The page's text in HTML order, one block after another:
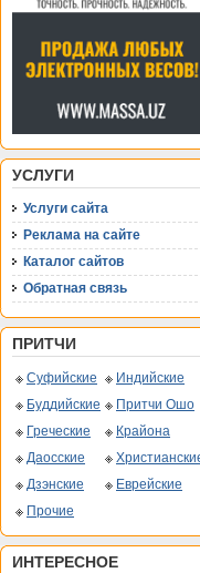
УСЛУГИ
Услуги сайта
Реклама на сайте
Каталог сайтов
Обратная связь
ПРИТЧИ
Суфийские
Индийские
Буддийские
Притчи Ошо
Греческие
Крайона
Даосские
Дзэнские
Еврейские
Прочие
ИНТЕРЕСНОЕ